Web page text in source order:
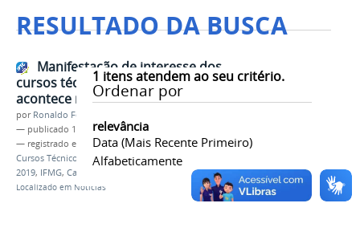
RESULTADO DA BUSCA
1 itens atendem ao seu critério.
Ordenar por
relevância
Data (mais Recente Primeiro)
Alfabeticamente
Manifestação de interesse dos
cursos técnicos integrados
acontece nos dias 17 e 20
por Ronaldo Fernandes Roque
— publicado 15/01/2020
— registrado em:
Manifestação de Interesse,
Cursos Técnicos
Integrados,Processo Seletivo
2019, IFMG, Campus Governador Valadares
Localizado em Notícias